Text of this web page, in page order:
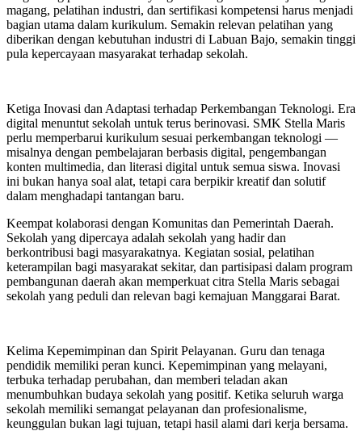
magang, pelatihan industri, dan sertifikasi kompetensi harus menjadi
bagian utama dalam kurikulum. Semakin relevan pelatihan yang
diberikan dengan kebutuhan industri di Labuan Bajo, semakin tinggi
pula kepercayaan masyarakat terhadap sekolah.
Ketiga Inovasi dan Adaptasi terhadap Perkembangan Teknologi. Era
digital menuntut sekolah untuk terus berinovasi. SMK Stella Maris
perlu memperbarui kurikulum sesuai perkembangan teknologi —
misalnya dengan pembelajaran berbasis digital, pengembangan
konten multimedia, dan literasi digital untuk semua siswa. Inovasi
ini bukan hanya soal alat, tetapi cara berpikir kreatif dan solutif
dalam menghadapi tantangan baru.
Keempat kolaborasi dengan Komunitas dan Pemerintah Daerah.
Sekolah yang dipercaya adalah sekolah yang hadir dan
berkontribusi bagi masyarakatnya. Kegiatan sosial, pelatihan
keterampilan bagi masyarakat sekitar, dan partisipasi dalam program
pembangunan daerah akan memperkuat citra Stella Maris sebagai
sekolah yang peduli dan relevan bagi kemajuan Manggarai Barat.
Kelima Kepemimpinan dan Spirit Pelayanan. Guru dan tenaga
pendidik memiliki peran kunci. Kepemimpinan yang melayani,
terbuka terhadap perubahan, dan memberi teladan akan
menumbuhkan budaya sekolah yang positif. Ketika seluruh warga
sekolah memiliki semangat pelayanan dan profesionalisme,
keunggulan bukan lagi tujuan, tetapi hasil alami dari kerja bersama.